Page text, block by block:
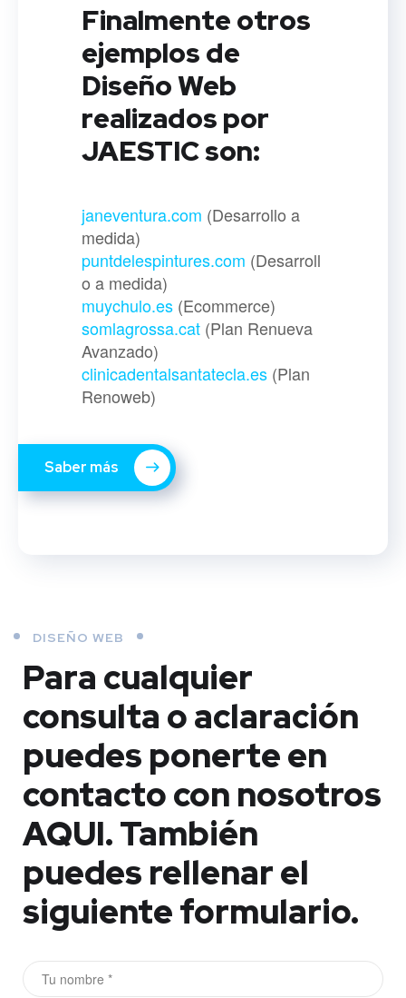
Finalmente otros
ejemplos de
Diseño Web
realizados por
JAESTIC son:
janeventura.com (Desarrollo a
medida)
puntdelespintures.com (Desarroll
o a medida)
muychulo.es (Ecommerce)
somlagrossa.cat (Plan Renueva
Avanzado)
clinicadentalsantatecla.es (Plan
Renoweb)
Saber más
DISEÑO WEB
Para cualquier
consulta o aclaración
puedes ponerte en
contacto con nosotros
AQUI.También
puedes rellenar el
siguiente formulario.